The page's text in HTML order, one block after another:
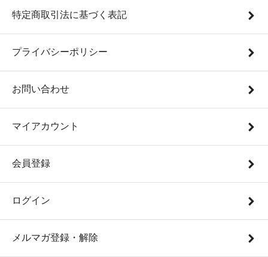
特定商取引法に基づく表記
プライバシーポリシー
お問い合わせ
マイアカウント
会員登録
ログイン
メルマガ登録・解除